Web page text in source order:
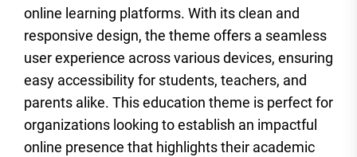
online learning platforms. With its clean and
responsive design, the theme offers a seamless
user experience across various devices, ensuring
easy accessibility for students, teachers, and
parents alike. This education theme is perfect for
organizations looking to establish an impactful
online presence that highlights their academic